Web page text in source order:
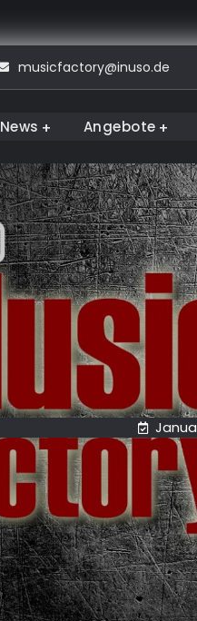
musicfactory@inuso.de
News Angebote